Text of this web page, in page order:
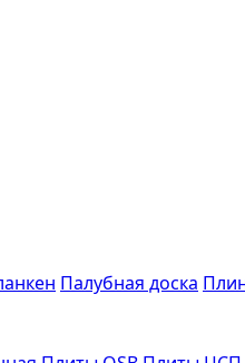
Палубная доска